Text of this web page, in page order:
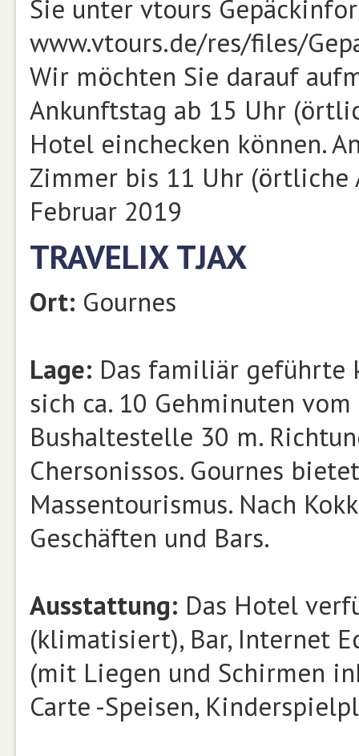
Sie unter vtours
www.vtours.de/res/files/
Wir möchten Sie darauf
Ankunftstag ab 15 Uhr
Hotel einchecken können.
Zimmer bis 11 Uhr (örtliche
Februar 2019
TRAVELIX TJAX
Ort: Gournes
Lage: Das familiär
sich ca. 10 Gehminuten
Bushaltestelle 30 m.
Chersonissos. Gournes
Massentourismus. Nach
Geschäften und Bars.
Ausstattung: Das Hotel
(klimatisiert), Bar, Internet
(mit Liegen und Schirmen
Carte -Speisen,